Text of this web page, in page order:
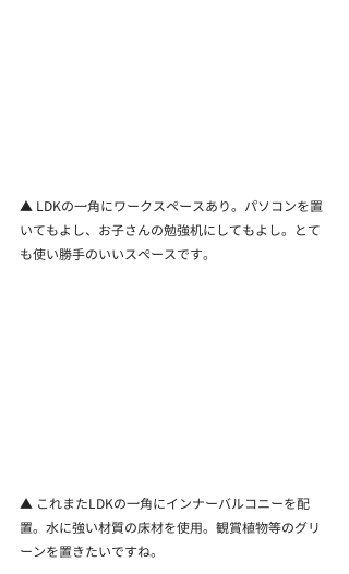
▲ LDKの一角にワークスペースあり。パソコンを置
いてもよし、お子さんの勉強机にしてもよし。とて
も使い勝手のいいスペースです。
▲ これまたLDKの一角にインナーバルコニーを配
置。水に強い材質の床材を使用。観賞植物等のグリ
ーンを置きたいですね。